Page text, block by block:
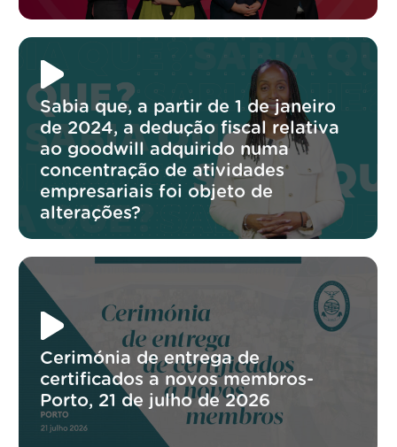
Sabia que, a partir de 1 de janeiro
de 2024, a dedução fiscal relativa
ao goodwill adquirido numa
concentração de atividades
empresariais foi objeto de
alterações?
Cerimónia de entrega de
certificados a novos membros-
Porto, 21 de julho de 2026